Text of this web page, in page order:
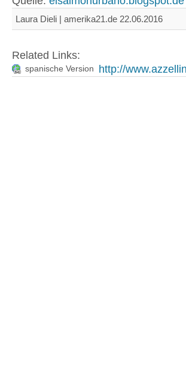
Laura Dieli | amerika21.de 22.06.2016
Related Links:
spanische Version http://